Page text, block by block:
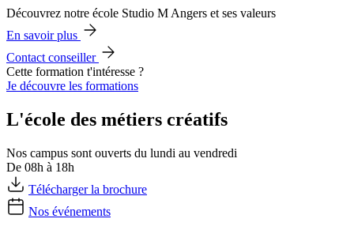
Découvrez notre école Studio M Angers et ses valeurs
En savoir plus
Contact conseiller
Cette formation t'intéresse ?
Je découvre les formations
L'école des métiers créatifs
Nos campus sont ouverts du lundi au vendredi
De 08h à 18h
Télécharger la brochure
Nos événements